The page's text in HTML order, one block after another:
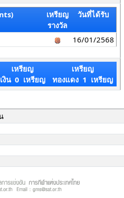
เหรียญ
รางวัล
วันที่ได้รับ
16/01/2568
เหรียญ
เงิน 0 เหรียญ
เหรียญ
ทองแดง 1 เหรียญ